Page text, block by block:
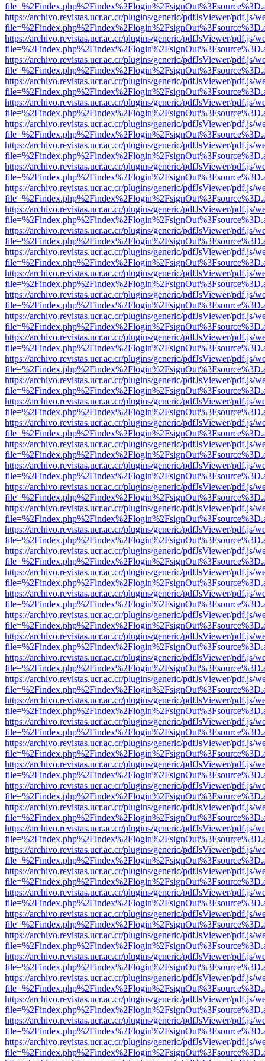
https://archivo.revistas.ucr.ac.cr/plugins/generic/pdfJsViewer/pdf.js/
https://archivo.revistas.ucr.ac.cr/plugins/generic/pdfJsViewer/pdf.js/
https://archivo.revistas.ucr.ac.cr/plugins/generic/pdfJsViewer/pdf.js/
https://archivo.revistas.ucr.ac.cr/plugins/generic/pdfJsViewer/pdf.js/
https://archivo.revistas.ucr.ac.cr/plugins/generic/pdfJsViewer/pdf.js/
https://archivo.revistas.ucr.ac.cr/plugins/generic/pdfJsViewer/pdf.js/
https://archivo.revistas.ucr.ac.cr/plugins/generic/pdfJsViewer/pdf.js/
https://archivo.revistas.ucr.ac.cr/plugins/generic/pdfJsViewer/pdf.js/
https://archivo.revistas.ucr.ac.cr/plugins/generic/pdfJsViewer/pdf.js/
https://archivo.revistas.ucr.ac.cr/plugins/generic/pdfJsViewer/pdf.js/
https://archivo.revistas.ucr.ac.cr/plugins/generic/pdfJsViewer/pdf.js/
https://archivo.revistas.ucr.ac.cr/plugins/generic/pdfJsViewer/pdf.js/
https://archivo.revistas.ucr.ac.cr/plugins/generic/pdfJsViewer/pdf.js/
https://archivo.revistas.ucr.ac.cr/plugins/generic/pdfJsViewer/pdf.js/
https://archivo.revistas.ucr.ac.cr/plugins/generic/pdfJsViewer/pdf.js/
https://archivo.revistas.ucr.ac.cr/plugins/generic/pdfJsViewer/pdf.js/
https://archivo.revistas.ucr.ac.cr/plugins/generic/pdfJsViewer/pdf.js/
https://archivo.revistas.ucr.ac.cr/plugins/generic/pdfJsViewer/pdf.js/
https://archivo.revistas.ucr.ac.cr/plugins/generic/pdfJsViewer/pdf.js/
https://archivo.revistas.ucr.ac.cr/plugins/generic/pdfJsViewer/pdf.js/
https://archivo.revistas.ucr.ac.cr/plugins/generic/pdfJsViewer/pdf.js/
https://archivo.revistas.ucr.ac.cr/plugins/generic/pdfJsViewer/pdf.js/
https://archivo.revistas.ucr.ac.cr/plugins/generic/pdfJsViewer/pdf.js/
https://archivo.revistas.ucr.ac.cr/plugins/generic/pdfJsViewer/pdf.js/
https://archivo.revistas.ucr.ac.cr/plugins/generic/pdfJsViewer/pdf.js/
https://archivo.revistas.ucr.ac.cr/plugins/generic/pdfJsViewer/pdf.js/
https://archivo.revistas.ucr.ac.cr/plugins/generic/pdfJsViewer/pdf.js/
https://archivo.revistas.ucr.ac.cr/plugins/generic/pdfJsViewer/pdf.js/
https://archivo.revistas.ucr.ac.cr/plugins/generic/pdfJsViewer/pdf.js/
https://archivo.revistas.ucr.ac.cr/plugins/generic/pdfJsViewer/pdf.js/
https://archivo.revistas.ucr.ac.cr/plugins/generic/pdfJsViewer/pdf.js/
https://archivo.revistas.ucr.ac.cr/plugins/generic/pdfJsViewer/pdf.js/
https://archivo.revistas.ucr.ac.cr/plugins/generic/pdfJsViewer/pdf.js/
https://archivo.revistas.ucr.ac.cr/plugins/generic/pdfJsViewer/pdf.js/
https://archivo.revistas.ucr.ac.cr/plugins/generic/pdfJsViewer/pdf.js/
https://archivo.revistas.ucr.ac.cr/plugins/generic/pdfJsViewer/pdf.js/
https://archivo.revistas.ucr.ac.cr/plugins/generic/pdfJsViewer/pdf.js/
https://archivo.revistas.ucr.ac.cr/plugins/generic/pdfJsViewer/pdf.js/
https://archivo.revistas.ucr.ac.cr/plugins/generic/pdfJsViewer/pdf.js/
https://archivo.revistas.ucr.ac.cr/plugins/generic/pdfJsViewer/pdf.js/
https://archivo.revistas.ucr.ac.cr/plugins/generic/pdfJsViewer/pdf.js/
https://archivo.revistas.ucr.ac.cr/plugins/generic/pdfJsViewer/pdf.js/
https://archivo.revistas.ucr.ac.cr/plugins/generic/pdfJsViewer/pdf.js/
https://archivo.revistas.ucr.ac.cr/plugins/generic/pdfJsViewer/pdf.js/
https://archivo.revistas.ucr.ac.cr/plugins/generic/pdfJsViewer/pdf.js/
https://archivo.revistas.ucr.ac.cr/plugins/generic/pdfJsViewer/pdf.js/
https://archivo.revistas.ucr.ac.cr/plugins/generic/pdfJsViewer/pdf.js/
https://archivo.revistas.ucr.ac.cr/plugins/generic/pdfJsViewer/pdf.js/
https://archivo.revistas.ucr.ac.cr/plugins/generic/pdfJsViewer/pdf.js/